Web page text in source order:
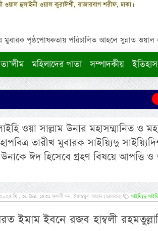
ওয়াল হুসাইনী ওয়াল কুরাঈশী, রাজারবাগ শরীফ, ঢাকা।
মুবারক পৃষ্ঠপোষকতায় পরিচালিত আহলে সুন্নাত ওয়াল
মহিলাদের পাতা সম্পাদকীয় ইতিহাস
ওয়া সাল্লাম উনার মহাসম্মানিত ও
তারীখ মুবারক সাইয়্যিদু
ঈদ হিসেবে গ্রহণ বিষয়ে আপত্তি
খ্রি:, ৩০ চৈত্র, ১৪৩১ ফসলী সন, ইয়াওমুল আহাদ (রোববার) সাইয়্যিদু
ইমাম ইবনে রজব হাম্বলী